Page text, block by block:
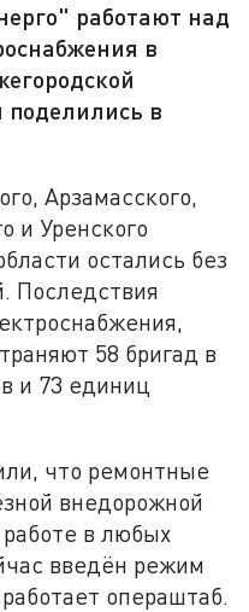
работают над
в
поделились в
Арзамасского,
и Уренского
остались без
Последствия
58 бригад в
и 73 единиц
что ремонтные
внедорожной
в любых
введён режим
операштаб.